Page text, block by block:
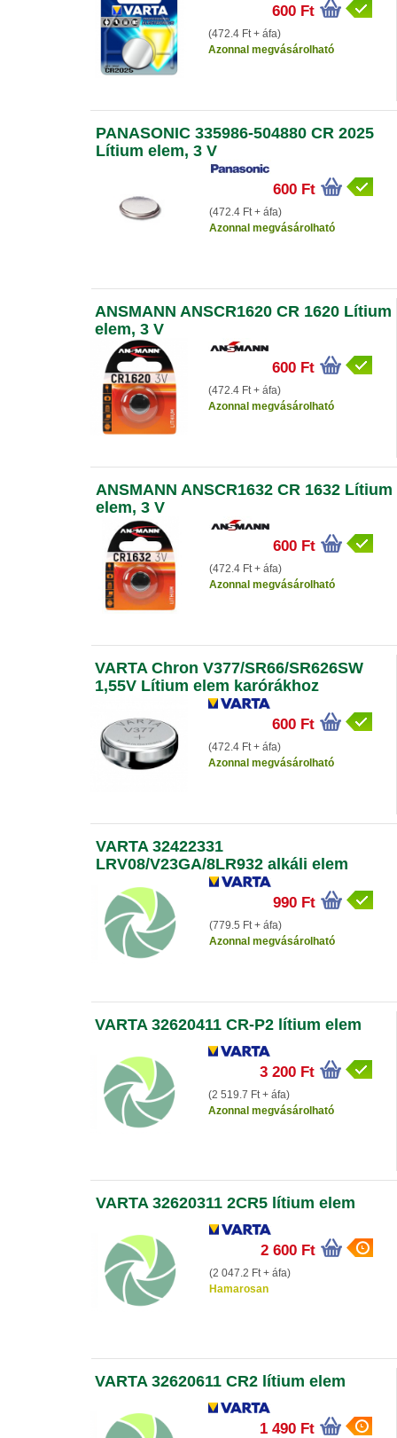
600 Ft
(472.4 Ft + áfa)
Azonnal megvásárolható
PANASONIC 335986-504880 CR 2025
Lítium elem, 3 V
600 Ft
(472.4 Ft + áfa)
Azonnal megvásárolható
ANSMANN ANSCR1620 CR 1620 Lítium
elem, 3 V
600 Ft
(472.4 Ft + áfa)
Azonnal megvásárolható
ANSMANN ANSCR1632 CR 1632 Lítium
elem, 3 V
600 Ft
(472.4 Ft + áfa)
Azonnal megvásárolható
VARTA Chron V377/SR66/SR626SW
1,55V Lítium elem karórákhoz
600 Ft
(472.4 Ft + áfa)
Azonnal megvásárolható
VARTA 32422331
LRV08/V23GA/8LR932 alkáli elem
990 Ft
(779.5 Ft + áfa)
Azonnal megvásárolható
VARTA 32620411 CR-P2 lítium elem
3 200 Ft
(2 519.7 Ft + áfa)
Azonnal megvásárolható
VARTA 32620311 2CR5 lítium elem
2 600 Ft
(2 047.2 Ft + áfa)
Hamarosan
VARTA 32620611 CR2 lítium elem
1 490 Ft